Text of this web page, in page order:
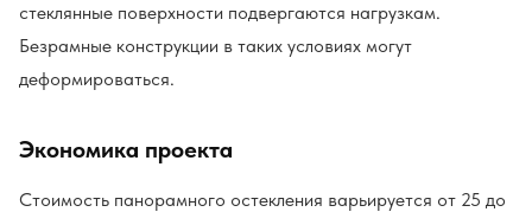
стеклянные поверхности подвергаются нагрузкам.
Безрамные конструкции в таких условиях могут
деформироваться.
Экономика проекта
Стоимость панорамного остекления варьируется от 25 до